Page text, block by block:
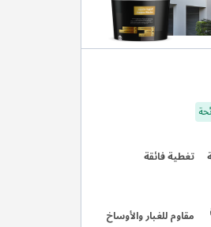
تغطية فائقة
مقاوم للغبار والأوساخ